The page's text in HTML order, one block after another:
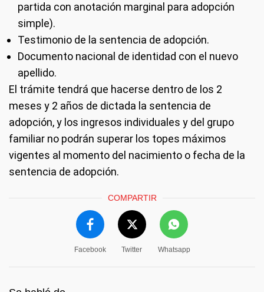
partida con anotación marginal para adopción
simple).
Testimonio de la sentencia de adopción.
Documento nacional de identidad con el nuevo
apellido.
El trámite tendrá que hacerse dentro de los 2
meses y 2 años de dictada la sentencia de
adopción, y los ingresos individuales y del grupo
familiar no podrán superar los topes máximos
vigentes al momento del nacimiento o fecha de la
sentencia de adopción.
COMPARTIR
Facebook Twitter Whatsapp